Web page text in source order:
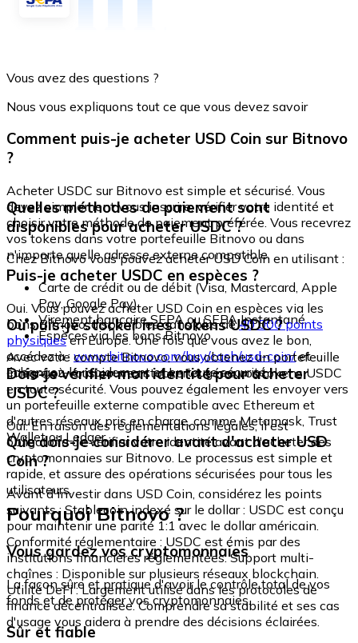
Vous avez des questions ?
Nous vous expliquons tout ce que vous devez savoir
Comment puis-je acheter USD Coin sur Bitnovo
?
Acheter USDC sur Bitnovo est simple et sécurisé. Vous
devez simplement vous inscrire, vérifier votre identité et
choisir votre méthode de paiement préférée. Vous recevrez
vos tokens dans votre portefeuille Bitnovo ou dans
n'importe quelle adresse externe compatible.
Quelles méthodes de paiement sont
disponibles pour acheter USDC ?
Chez Bitnovo vous pouvez acheter USD Coin en utilisant :
Carte de crédit ou de débit (Visa, Mastercard, Apple
Pay, Google Pay)
Virement bancaire SEPA ou SEPA Instantané
Espèces via les bons Bitnovo
Puis-je acheter USDC en espèces ?
Oui. Vous pouvez acheter USD Coin en espèces via les
bons Bitnovo, disponibles dans plus de40 000 points
physiquesen Europe. Une fois que vous avez le bon,
accédez à : www.bitnovo.com/buy/cash/usd-coin/et
échangez-le rapidement et en toute sécurité.
Où puis-je stocker mes tokens USDC ?
Avec votre compte Bitnovo, vous obtenez un portefeuille
intégré où vous pouvez stocker et gérer vos tokens USDC
en toute sécurité. Vous pouvez également les envoyer vers
un portefeuille externe compatible avec Ethereum et
d'autres réseaux pris en charge, comme Metamask, Trust
Wallet ou Ledger.
Dois-je vérifier mon identité pour acheter
USDC ?
Oui. En raison des réglementations légales, il est
obligatoire de vérifier votre identité avant d'acheter des
cryptomonnaies sur Bitnovo. Le processus est simple et
rapide, et assure des opérations sécurisées pour tous les
utilisateurs.
Que dois-je considérer avant d'acheter USD
Coin ?
Avant d'investir dans USD Coin, considérez les points
suivants : Stablecoin indexé sur le dollar : USDC est conçu
pour maintenir une parité 1:1 avec le dollar américain.
Conformité réglementaire : USDC est émis par des
institutions financières réglementées. Support multi-
chaînes : Disponible sur plusieurs réseaux blockchain.
Utilité DeFi : Largement utilisé dans les protocoles de
finance décentralisée. Comprendre sa stabilité et ses cas
d'usage vous aidera à prendre des décisions éclairées.
Pourquoi Bitnovo ?
Vous gardez vos cryptomonnaies
La façon sûre et pratique d'avoir le contrôle total de vos
fonds et de protéger vos cryptomonnaies.
Sûr et fiable